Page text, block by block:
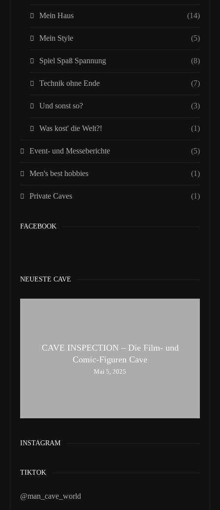
Mein Haus (14)
Mein Style (5)
Spiel Spaß Spannung (8)
Technik ohne Ende (7)
Und sonst so? (3)
Was kost' die Welt?! (1)
Event- und Messeberichte (5)
Men's best hobbies (1)
Private Caves (1)
FACEBOOK
NEUESTE CAVE
CAVE INSPECTION – Die Film- und
Comic-Figuren Cave
Mai 5, 2025
INSTAGRAM
TIKTOK
@man_cave_world